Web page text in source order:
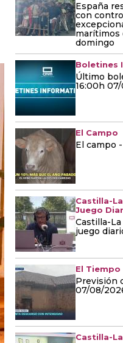
España
con
marítimos
domingo
Boletines
Último
16:00h
El Campo
El campo
Castilla-
Juego
Castilla-
juego
El Tiempo
Previsión
07/08/
Castilla-